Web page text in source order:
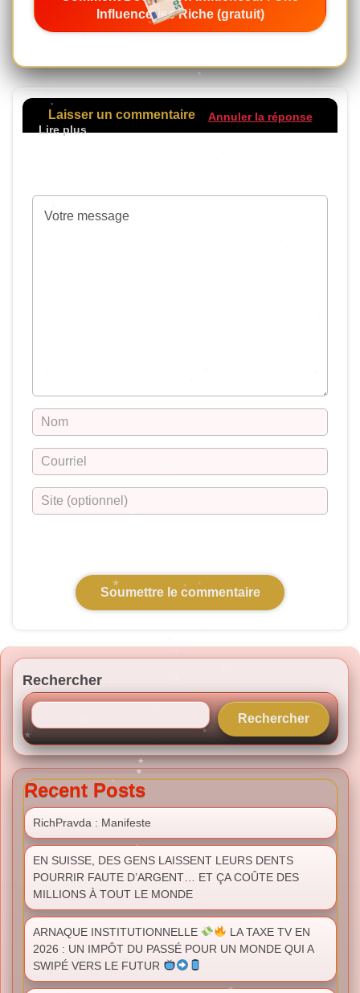
Influenceuse Riche (gratuit)
Laisser un commentaire Annuler la réponse
Rechercher
Rechercher
Recent Posts
RichPravda : Manifeste
EN SUISSE, DES GENS LAISSENT LEURS DENTS
POURRIR FAUTE D’ARGENT… ET ÇA COÛTE DES
MILLIONS À TOUT LE MONDE
ARNAQUE INSTITUTIONNELLE
LA TAXE TV EN
2026 : UN IMPÔT DU PASSÉ POUR UN MONDE QUI A
SWIPÉ VERS LE FUTUR